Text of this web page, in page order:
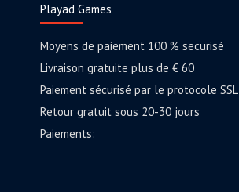
Playad Games
Moyens de paiement 100 % securisé
Livraison gratuite plus de € 60
Paiement sécurisé par le protocole SSL
Retour gratuit sous 20-30 jours
Paiements: